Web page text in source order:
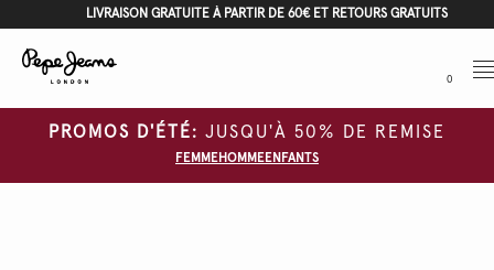
LIVRAISON GRATUITE À PARTIR DE 60€ ET RETOURS GRATUITS
0
PROMOS D'ÉTÉ: JUSQU'À 50% DE REMISE
FEMMEHOMMEENFANTS